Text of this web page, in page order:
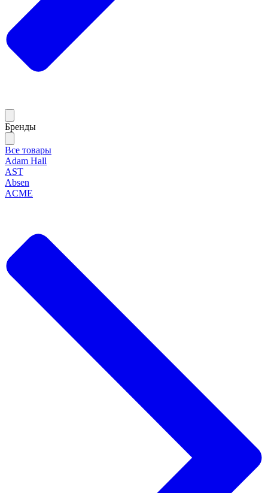
Бренды
Все товары
Adam Hall
AST
Absen
ACME